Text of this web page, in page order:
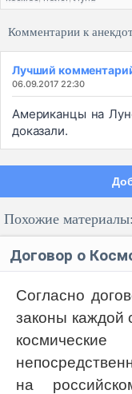
Комментарии к
Лучший
06.09.2017 22:30
Американцы на
доказали.
Код:
Похожие материалы:
Договор о
Согласно
законы каждой
на